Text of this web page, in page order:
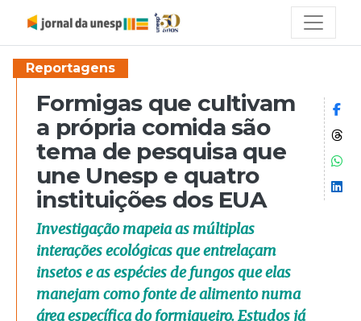
Reportagens
Formigas que cultivam
a própria comida são
tema de pesquisa que
une Unesp e quatro
instituições dos EUA
Investigação mapeia as múltiplas
interações ecológicas que entrelaçam
insetos e as espécies de fungos que elas
manejam como fonte de alimento numa
área específica do formigueiro. Estudos já